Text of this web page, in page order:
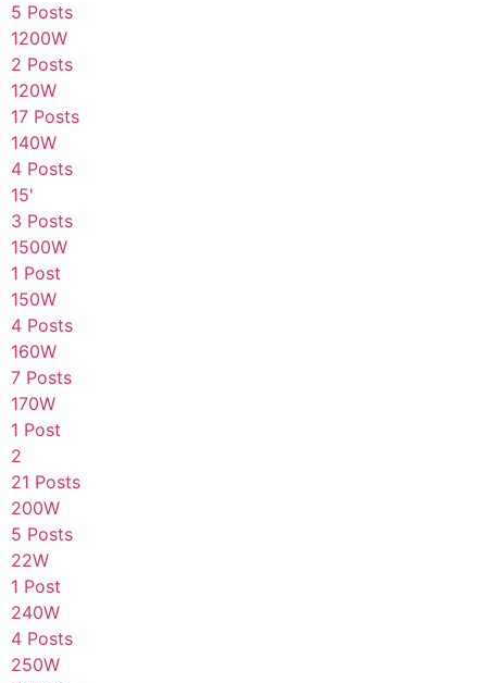
5 Posts
1200W
2 Posts
120W
17 Posts
140W
4 Posts
15'
3 Posts
1500W
1 Post
150W
4 Posts
160W
7 Posts
170W
1 Post
2
21 Posts
200W
5 Posts
22W
1 Post
240W
4 Posts
250W